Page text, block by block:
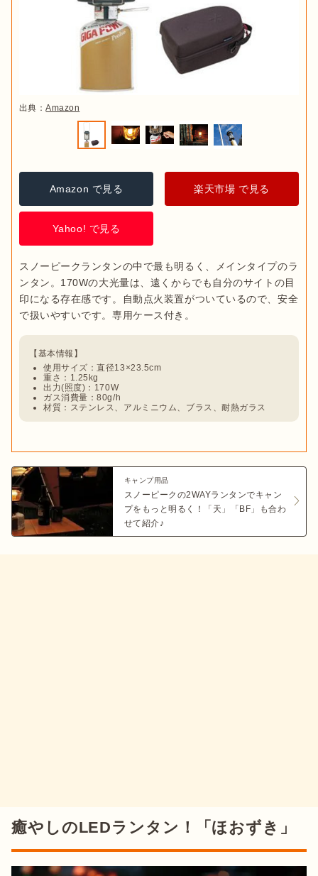
出典：Amazon
Amazon で見る 楽天市場 で見る
Yahoo! で見る
スノーピークランタンの中で最も明るく、メインタイプのラ
ンタン。170Wの大光量は、遠くからでも自分のサイトの目
印になる存在感です。自動点火装置がついているので、安全
【基本情報】
使用サイズ：直径13×23.5cm
重さ：1.25kg
出力(照度)：170W
ガス消費量：80g/h
材質：ステンレス、アルミニウム、ブラス、耐熱ガラス
キャンプ用品
スノーピークの2WAYランタンでキャン
プをもっと明るく！「天」「BF」も合わ
せて紹介♪
癒やしのLEDランタン！「ほおずき」